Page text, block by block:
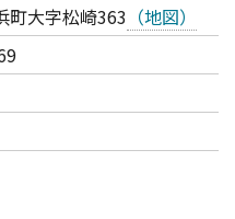
町大字松崎363 （地図）